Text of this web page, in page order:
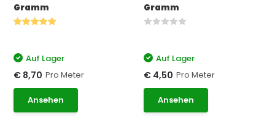
Gramm
Auf Lager
€ 8,70 Pro Meter
Ansehen
Gramm
Auf Lager
€ 4,50 Pro Meter
Ansehen